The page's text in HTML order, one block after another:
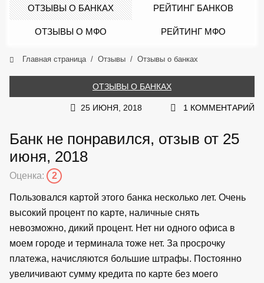
ОТЗЫВЫ О БАНКАХ РЕЙТИНГ БАНКОВ
ОТЗЫВЫ О МФО РЕЙТИНГ МФО
Главная страница Отзывы Отзывы о банках
ОТЗЫВЫ О БАНКАХ
25 ИЮНЯ, 2018 1 КОММЕНТАРИЙ
Банк не понравился, отзыв от 25
июня, 2018
Оценка: 2
Пользовался картой этого банка несколько лет. Очень
высокий процент по карте, наличные снять
невозможно, дикий процент. Нет ни одного офиса в
моем городе и терминала тоже нет. За просрочку
платежа, начисляются большие штрафы. Постоянно
увеличивают сумму кредита по карте без моего